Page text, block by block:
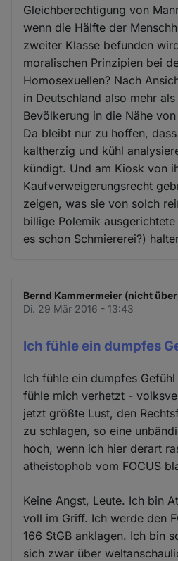
Gleichberechtigung von
wenn die Hälfte der
zweiter Klasse befunden
moralischen Prinzipien bei
Homosexuellen? Nach
in Deutschland also mehr
Bevölkerung in die Nähe
Da bleibt nur zu hoffen,
kaltherzig und kühl
kündigt. Und am Kiosk von
Kaufverweigerungsrecht
zeigen, was sie von solch
billige Polemik
es schon Schmiererei?)
Bernd Kammermeier (nicht
Di. 29 Mär 2016 - 13:43
Ich fühle ein dumpfes
Ich fühle ein dumpfes
fühle mich verhetzt -
jetzt größte Lust, den
zu schlagen, so eine
hoch, wenn ich hier derart
atheistophob vom FOCUS
Keine Angst, Leute. Ich bin
voll im Griff. Ich werde den
166 StGB anklagen. Ich bin
sich zwar über